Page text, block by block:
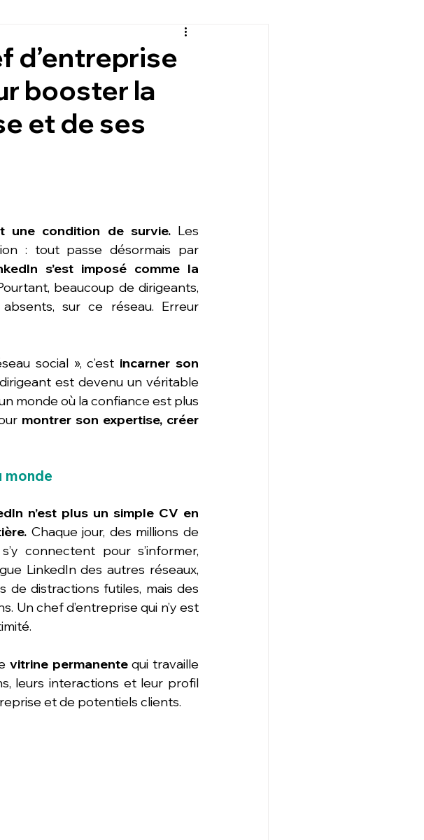
d’entreprise
booster la
et de ses
une condition de survie. Les
: tout passe désormais par
s’est imposé comme la
beaucoup de dirigeants,
sur ce réseau. Erreur
social », c’est incarner son
est devenu un véritable
monde où la confiance est plus
montrer son expertise, créer
monde
n’est plus un simple CV en
Chaque jour, des millions de
connectent pour s’informer,
LinkedIn des autres réseaux,
de distractions futiles, mais des
Un chef d’entreprise qui n’y est
vitrine permanente qui travaille
leurs interactions et leur profil
et de potentiels clients.